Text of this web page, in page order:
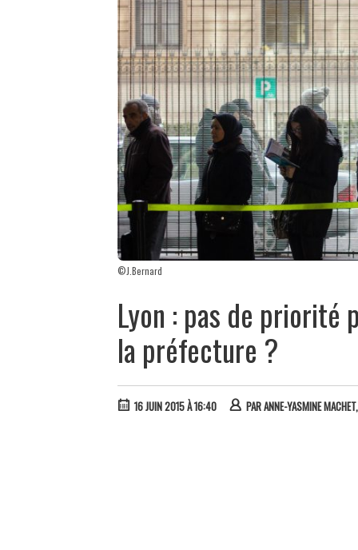
©J.Bernard
Lyon : pas de priorité
la préfecture ?
16 JUIN 2015 À 16:40 PARANNE-YASMINE